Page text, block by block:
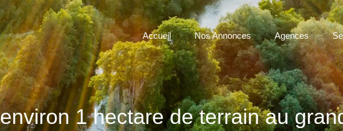
Accueil Nos Annonces Agences
1 hectare de terrain au